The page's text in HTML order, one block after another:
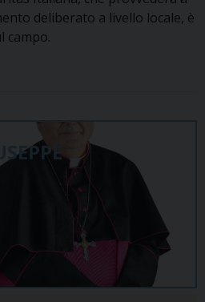
deliberato a livello locale, è
campo.